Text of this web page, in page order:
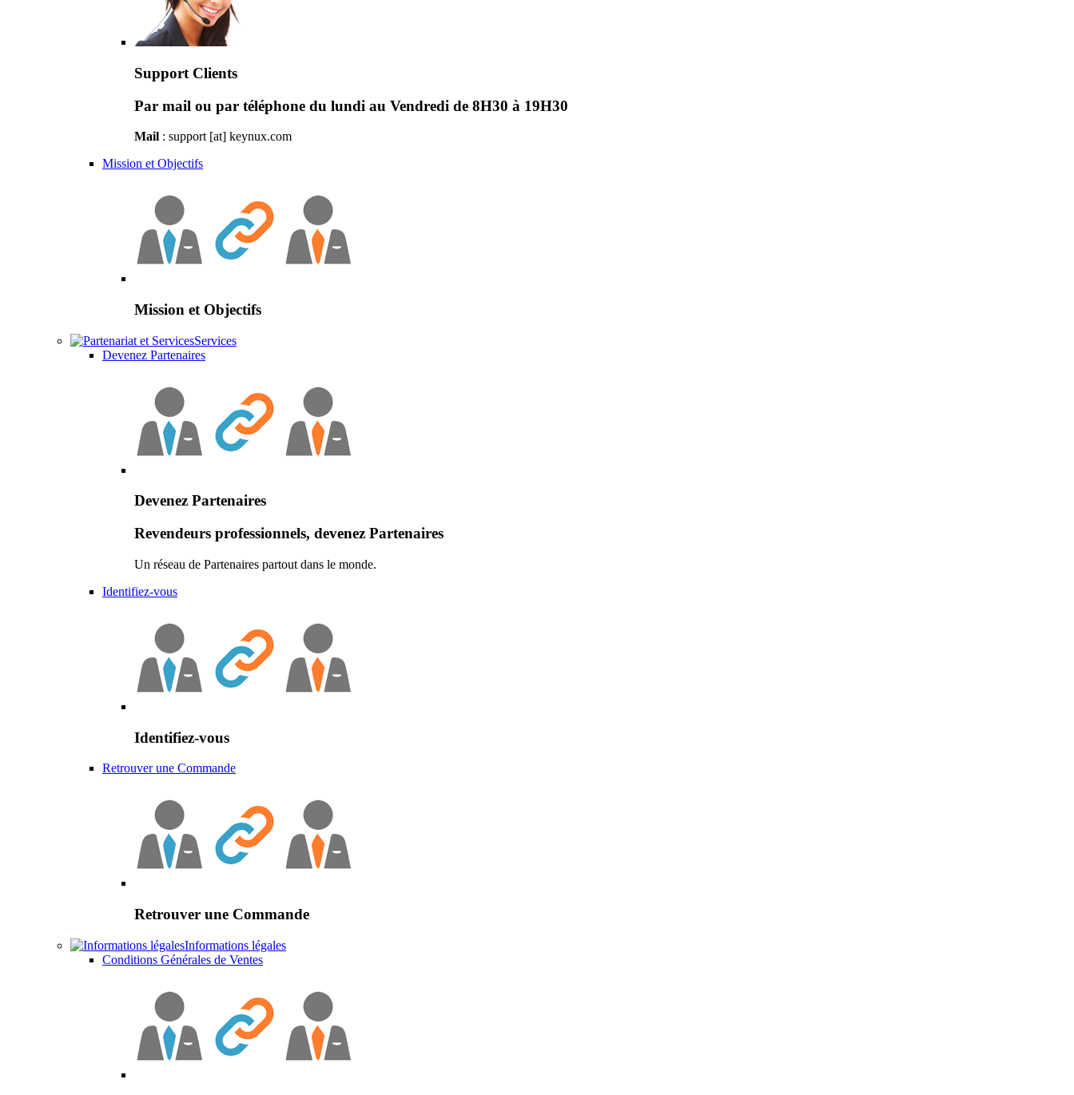
Support Clients
Par mail ou par téléphone du lundi au Vendredi de 8H30 à 19H30
Mail : support [at] keynux.com
Mission et Objectifs
Mission et Objectifs
Services
Devenez Partenaires
Devenez Partenaires
Revendeurs professionnels, devenez Partenaires
Un réseau de Partenaires partout dans le monde.
Identifiez-vous
Identifiez-vous
Retrouver une Commande
Retrouver une Commande
Informations légales
Conditions Générales de Ventes